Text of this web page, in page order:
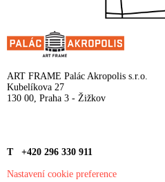
ART FRAME Palác Akropolis s.r.o.
Kubelíkova 27
130 00, Praha 3 - Žižkov
T +420 296 330 911
Nastavení cookie preference